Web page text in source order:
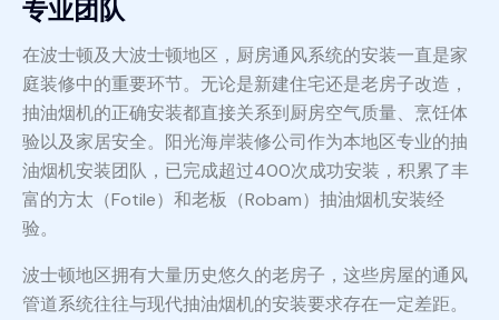
专业团队
在波士顿及大波士顿地区，厨房通风系统的安装一直是家
庭装修中的重要环节。无论是新建住宅还是老房子改造，
抽油烟机的正确安装都直接关系到厨房空气质量、烹饪体
验以及家居安全。阳光海岸装修公司作为本地区专业的抽
油烟机安装团队，已完成超过400次成功安装，积累了丰
富的方太（Fotile）和老板（Robam）抽油烟机安装经
验。
波士顿地区拥有大量历史悠久的老房子，这些房屋的通风
管道系统往往与现代抽油烟机的安装要求存在一定差距。